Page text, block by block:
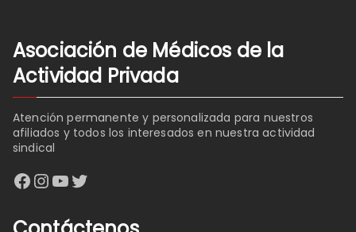
Asociación de Médicos de la
Actividad Privada
Atención permanente y personalizada para nuestros
afiliados y todos los interesados en nuestra actividad
sindical
Facebook
Instagram
YouTube
Twitter